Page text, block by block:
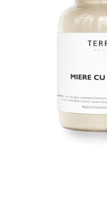
CREME ȘI PASTE TARTINABILE
CEAIURI GRECEȘTI
PRODUSE ECO / ORGANICE
PRODUSE ROMÂNEȘTI